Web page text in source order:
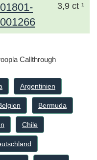
01801-
001266
3,9 ct ¹
Callthrough
Argentinien
Bermuda
Chile